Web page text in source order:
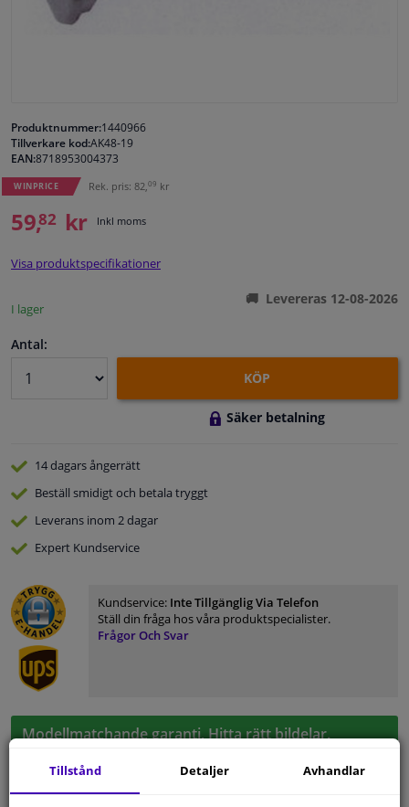
Fönster & Tillbehör
Verkstad & Verktyg
Produktnummer:1440966
Tillverkare kod:AK48-19
EAN:8718953004373
WINPRICE Rek. pris: 82, 09 kr
59,82 kr Inkl moms
Visa produktspecifikationer
I lager
Levereras 12-08-2026
Antal:
KÖP
Säker betalning
14 dagarsångerrätt
Beställ smidigt och betala tryggt
Leverans inom 2 dagar
Expert Kundservice
Kundservice: Inte Tillgänglig Via Telefon
Ställ din fråga hos våra produktspecialister.
Frågor Och Svar
Modellmatchande garanti, Hitta rätt bildelar.
Tillstånd Detaljer Avhandlar